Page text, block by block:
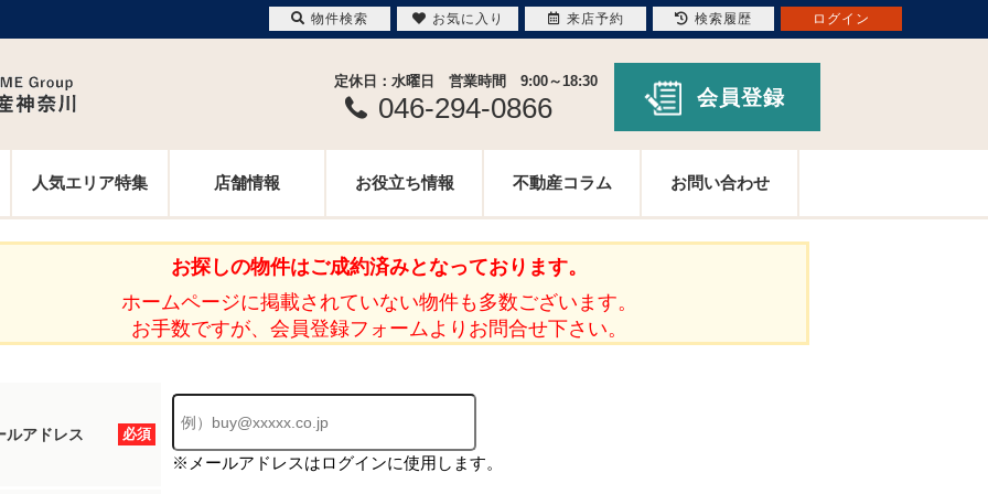
定休日：水曜日 営業時間 9:00～18:30
046-294-0866 会員登録
人気エリア特集 店舗情報 お役立ち情報 不動産コラム お問い合わせ
お探しの物件はご成約済みとなっております。
ホームページに掲載されていない物件も多数ございます。
お手数ですが、会員登録フォームよりお問合せ下さい。
必須
ルアドレス
※メールアドレスはログインに使用します。
物件検索 お気に入り 来店予約 検索履歴 ログイン